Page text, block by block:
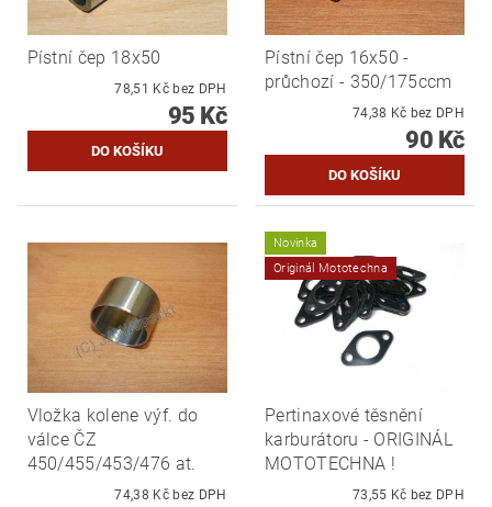
Pístní čep 18x50
78,51 Kč bez DPH
95 Kč
Pístní čep 16x50 -
průchozí - 350/175ccm
74,38 Kč bez DPH
90 Kč
Vložka kolene výf. do
válce ČZ
450/455/453/476 at.
74,38 Kč bez DPH
Novinka
Originál Mototechna
Pertinaxové těsnění
karburátoru - ORIGINÁL
MOTOTECHNA !
73,55 Kč bez DPH